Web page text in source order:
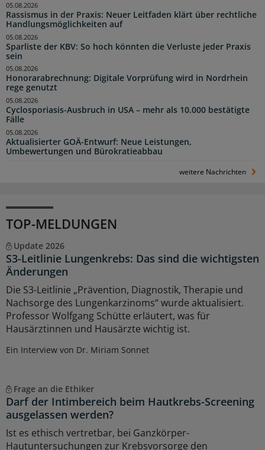
Rassismus in der Praxis: Neuer Leitfaden klärt über rechtliche
Handlungsmöglichkeiten auf
05.08.2026
Sparliste der KBV: So hoch könnten die Verluste jeder Praxis
sein
05.08.2026
Honorarabrechnung: Digitale Vorprüfung wird in Nordrhein
rege genutzt
05.08.2026
Cyclosporiasis-Ausbruch in USA – mehr als 10.000 bestätigte
Fälle
05.08.2026
Aktualisierter GOÄ-Entwurf: Neue Leistungen,
Umbewertungen und Bürokratieabbau
05.08.2026
weitere Nachrichten
TOP-MELDUNGEN
Update 2026
S3-Leitlinie Lungenkrebs: Das sind die wichtigsten
Änderungen
Die S3-Leitlinie „Prävention, Diagnostik, Therapie und
Nachsorge des Lungenkarzinoms“ wurde aktualisiert.
Professor Wolfgang Schütte erläutert, was für
Hausärztinnen und Hausärzte wichtig ist.
Ein Interview von Dr. Miriam Sonnet
Frage an die Ethiker
Darf der Intimbereich beim Hautkrebs-Screening
ausgelassen werden?
Ist es ethisch vertretbar, bei Ganzkörper-
Hautuntersuchungen zur Krebsvorsorge den